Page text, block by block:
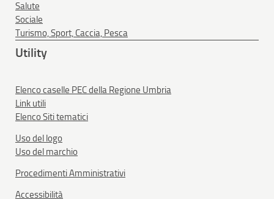
Salute
Sociale
Turismo, Sport, Caccia, Pesca
Utility
Elenco caselle PEC della Regione Umbria
Link utili
Elenco Siti tematici
Uso del logo
Uso del marchio
Procedimenti Amministrativi
Accessibilità